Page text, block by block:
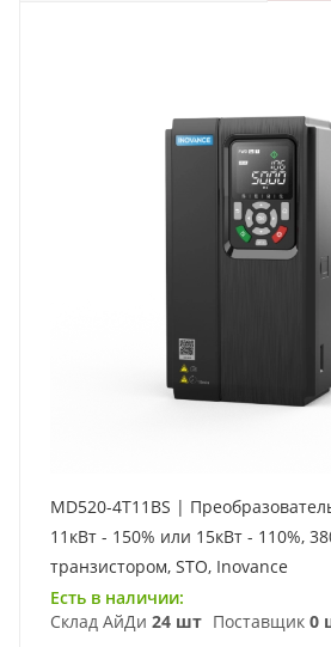
MD520-4T11BS |
11кВт - 150% или 15кВт - 110%,
транзистором, STO, Inovance
Есть в наличии:
Склад АйДи 24 шт Поставщик 0